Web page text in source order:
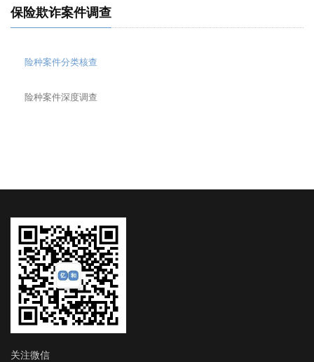
保险欺诈案件调查
险种案件分类核查
险种案件深度调查
关注微信